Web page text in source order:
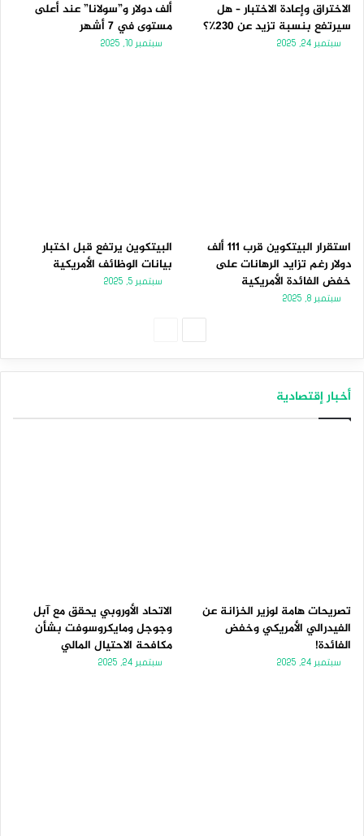
الاختراق وإعادة الاختبار – هل
سيرتفع بنسبة تزيد عن 230٪؟
سبتمبر 24, 2025
ألف دولار و”سولانا” عند أعلى
مستوى في 7 أشهر
سبتمبر 10, 2025
استقرار البيتكوين قرب 111 ألف
دولار رغم تزايد الرهانات على
خفض الفائدة الأمريكية
سبتمبر 8, 2025
البيتكوين يرتفع قبل اختبار
بيانات الوظائف الأمريكية
سبتمبر 5, 2025
أخبار إقتصادية
تصريحات هامة لوزير الخزانة عن
الفيدرالي الأمريكي وخفض
الفائدة!
سبتمبر 24, 2025
الاتحاد الأوروبي يحقق مع آبل
وجوجل ومايكروسوفت بشأن
مكافحة الاحتيال المالي
سبتمبر 24, 2025